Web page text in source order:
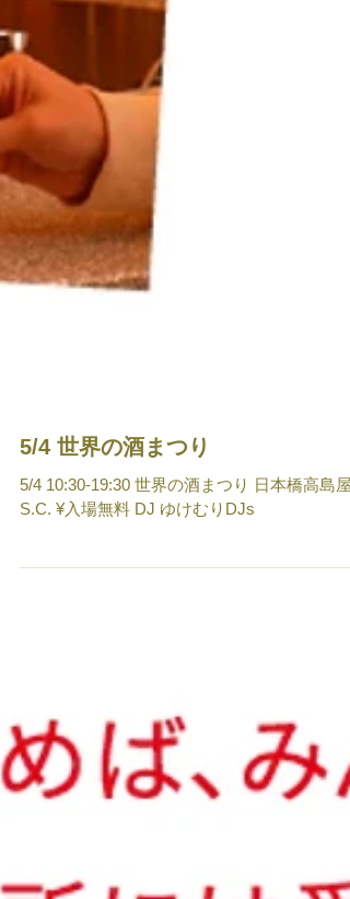
5/4 世界の酒まつり
5/4 10:30-19:30 世界の酒まつり 日本橋高島屋